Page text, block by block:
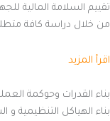
تقييم السلامة المالية
من خلال دراسة كافة
اقرأ المزيد
بناء القدرات وحوكمة
بناء الهياكل التنظيمية و